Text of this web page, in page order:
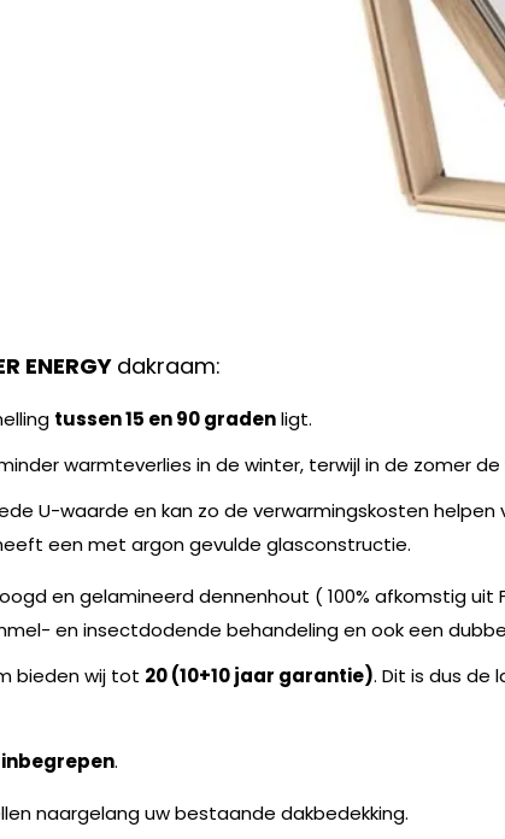
ENERGY dakraam:
tussen 15 en 90 gradenligt.
warmteverlies in de winter, terwijl in de zomer
U-waarde en kan zo de verwarmingskosten helpen
een met argon gevulde glasconstructie.
en gelamineerd dennenhout ( 100% afkomstig uit
en insectdodende behandeling en ook een
bieden wij tot 20 (10+10 jaar garantie). Dit is dus de
.
naargelang uw bestaande dakbedekking.